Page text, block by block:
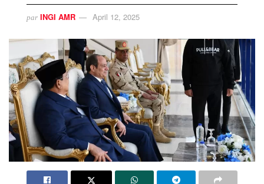
par INGI AMR April 12, 2025